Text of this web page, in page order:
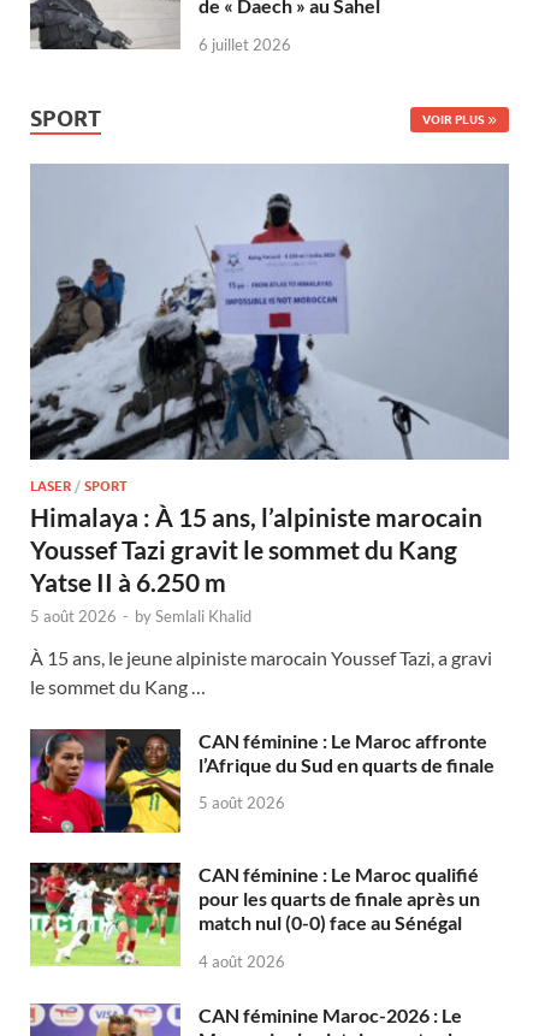
de « Daech » au Sahel
6 juillet 2026
SPORT VOIR PLUS
LASER / SPORT
Himalaya : À 15 ans, l’alpiniste marocain
Youssef Tazi gravit le sommet du Kang
Yatse II à 6.250 m
5 août 2026 - bySemlali Khalid
À 15 ans, le jeune alpiniste marocain Youssef Tazi, a gravi
le sommet du Kang …
CAN féminine : Le Maroc affronte
l’Afrique du Sud en quarts de finale
5 août 2026
CAN féminine : Le Maroc qualifié
pour les quarts de finale après un
match nul (0-0) face au Sénégal
4 août 2026
CAN féminine Maroc-2026 : Le